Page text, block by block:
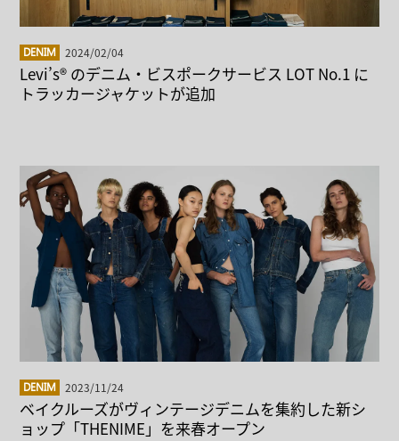
DENIM 2024/02/04
Levi’s® のデニム・ビスポークサービス LOT No.1 に
トラッカージャケットが追加
DENIM 2023/11/24
ベイクルーズがヴィンテージデニムを集約した新シ
ョップ「THENIME」を来春オープン